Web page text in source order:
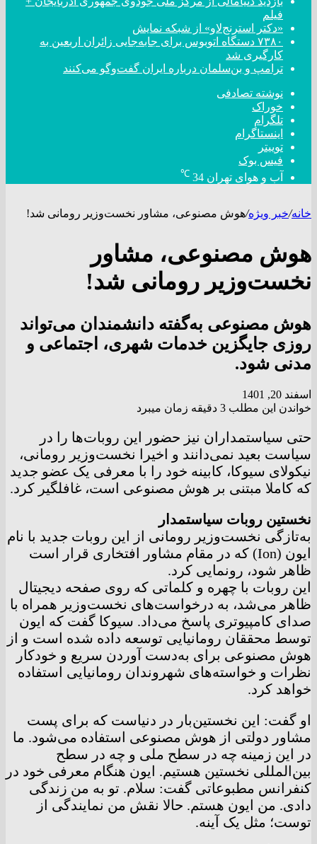
فیلم
«دکتر استرنج‌لاو» از شبکه نمایش
۷۳۸۰ دستگاه اتوبوس برای جابه‌جایی زائران اربعین به
کارگیری شد
ترامپ و بن‌سلمان درباره ایران گفت‌و‌گو می‌کنند
نوشته تصادفی
خوراک
تلگرام
اینستاگرام
توییتر
فیس بوک
آب و هوای تهران 34
℃
خانه/خبر ویژه/هوش‌ مصنوعی، مشاور نخست‌وزیر رومانی شد!
هوش‌ مصنوعی، مشاور
نخست‌وزیر رومانی شد!
هوش مصنوعی به‌گفته دانشمندان می‌تواند
روزی جایگزین خدمات شهری، اجتماعی و
مدنی شود.
اسفند 20, 1401
خواندن این مطلب 3 دقیقه زمان میبرد
حتی سیاستمداران نیز حضور این روبات‌ها را در
سیاست بعید نمی‌دانند و اخیرا نخست‌وزیر رومانی،
نیکولای سیوکا، کابینه خود را با معرفی یک عضو جدید
که کاملا مبتنی بر هوش مصنوعی است، غافلگیر کرد.
نخستین روبات سیاستمدار
به‌تازگی نخست‌وزیر رومانی از این روبات جدید با نام
ایون (Ion) که در مقام مشاور افتخاری قرار است
ظاهر شود، رونمایی کرد.
این روبات با چهره و کلماتی که روی صفحه دیجیتال
ظاهر می‌شد، به درخواست‌های نخست‌وزیر همراه با
صدای کامپیوتری پاسخ می‌داد. سیوکا گفت که ایون
توسط محققان رومانیایی توسعه داده شده است و از
هوش مصنوعی برای به‌دست آوردن سریع و خودکار
نظرات و خواسته‌های شهروندان رومانیایی استفاده
خواهد کرد.
او گفت: این نخستین‌بار در دنیاست که برای پست
مشاور دولتی از هوش مصنوعی استفاده می‌شود. ما
در این زمینه چه در سطح ملی و چه در سطح
بین‌المللی نخستین هستیم. ایون هنگام معرفی خود در
کنفرانس مطبوعاتی گفت: سلام. تو به من زندگی
دادی. من ایون هستم. حالا نقش من نمایندگی از
توست؛ مثل یک آینه.